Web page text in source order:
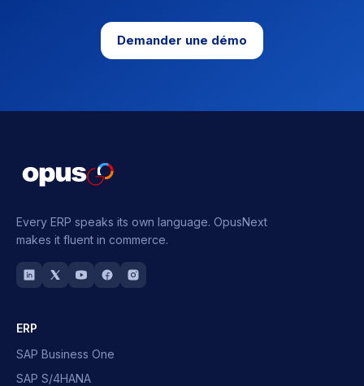
Demander une démo
Every ERP speaks its own language. OpusNext
makes it fluent in commerce.
ERP
SAP Business One
SAP S/4HANA